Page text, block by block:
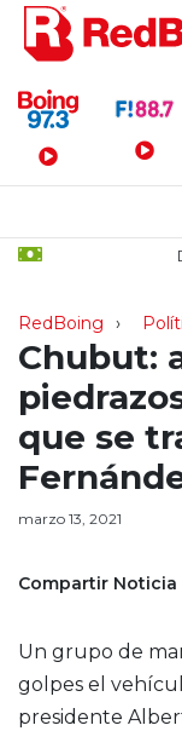
Menú
RedBoing
Chubut:
que se
marzo 13, 2021
Compartir Noticia
Un grupo de
golpes el
presidente